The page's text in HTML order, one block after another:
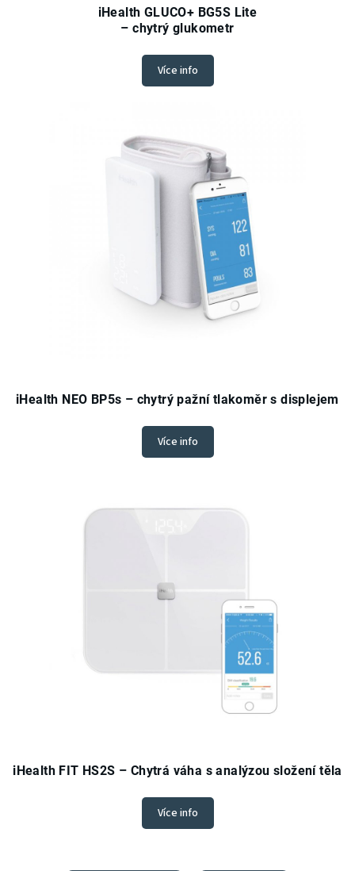
iHealth GLUCO+ BG5S Lite
– chytrý glukometr
Více info
iHealth NEO BP5s – chytrý pažní tlakoměr s displejem
Více info
iHealth FIT HS2S – Chytrá váha s analýzou složení těla
Více info